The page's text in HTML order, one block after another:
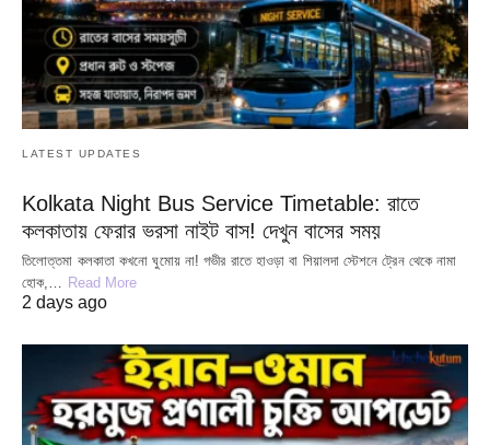
LATEST UPDATES
Kolkata Night Bus Service Timetable: রাতে
কলকাতায় ফেরার ভরসা নাইট বাস! দেখুন বাসের সময়
তিলোত্তমা কলকাতা কখনো ঘুমোয় না! গভীর রাতে হাওড়া বা শিয়ালদা স্টেশনে ট্রেন থেকে নামা
হোক,…
Read More
2 days ago